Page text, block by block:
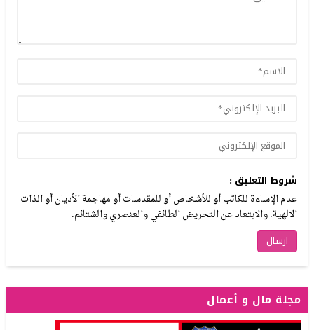
شروط التعليق :
عدم الإساءة للكاتب أو للأشخاص أو للمقدسات أو مهاجمة الأديان أو الذات
الالهية. والابتعاد عن التحريض الطائفي والعنصري والشتائم.
مجلة مال و أعمال